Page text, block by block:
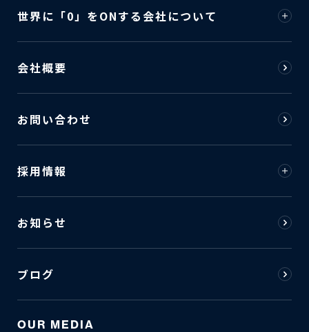
世界に「0」をONする会社について
会社概要
お問い合わせ
採用情報
お知らせ
ブログ
OUR MEDIA